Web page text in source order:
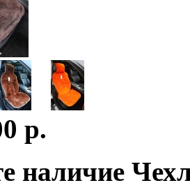
р.
наличие